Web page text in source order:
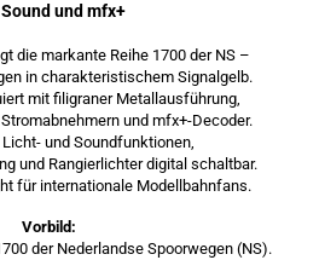
und mfx+
die markante Reihe 1700 der NS –
in charakteristischem Signalgelb.
mit filigraner Metallausführung,
und mfx+-Decoder.
und Soundfunktionen,
und Rangierlichter digital schaltbar.
für internationale Modellbahnfans.
Vorbild:
der Nederlandse Spoorwegen (NS).